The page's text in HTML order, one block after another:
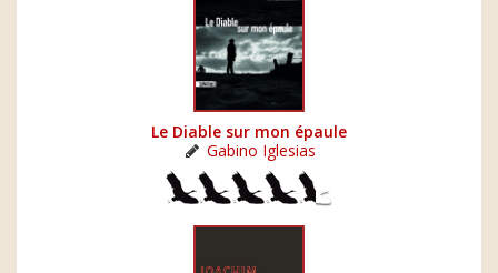
Le Diable sur mon épaule
Gabino Iglesias